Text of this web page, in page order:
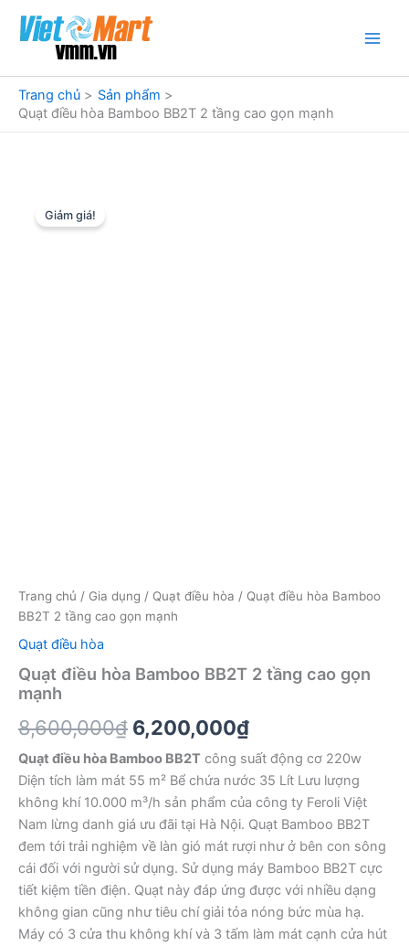
dung
Trang chủ
Sản phẩm
Quạt điều hòa Bamboo BB2T 2 tầng cao gọn mạnh
Giảm giá!
Trang chủ / Gia dụng / Quạt điều hòa / Quạt điều hòa Bamboo
BB2T 2 tầng cao gọn mạnh
Quạt điều hòa
Quạt điều hòa Bamboo BB2T 2 tầng cao gọn
mạnh
8,600,000₫ Giá
gốc
là:
8,600,000₫.
6,200,000₫Giá
hiện
tại
là:
6,200,000₫.
Quạt điều hòa Bamboo BB2T công suất động cơ 220w
Diện tích làm mát 55 m² Bể chứa nước 35 Lít Lưu lượng
không khí 10.000 m³/h sản phẩm của công ty Feroli Việt
Nam lừng danh giá ưu đãi tại Hà Nội. Quạt Bamboo BB2T
đem tới trải nghiệm về làn gió mát rượi như ở bên con sông
cái đối với người sử dụng. Sử dụng máy Bamboo BB2T cực
tiết kiệm tiền điện. Quạt này đáp ứng được với nhiều dạng
không gian cũng như tiêu chí giải tỏa nóng bức mùa hạ.
Máy có 3 cửa thu không khí và 3 tấm làm mát cạnh cửa hút